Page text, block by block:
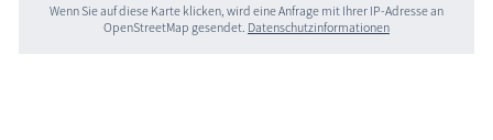
Wenn Sie auf diese Karte klicken, wird eine Anfrage mit Ihrer IP-Adresse an
OpenStreetMap gesendet. Datenschutzinformationen